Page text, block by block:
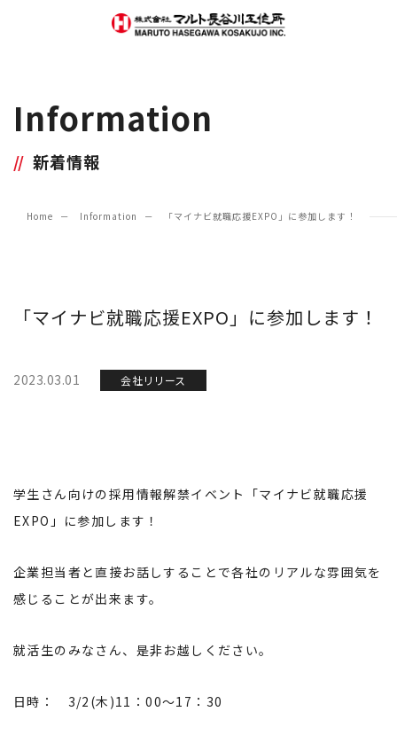
Information
新着情報
Home Information 「マイナビ就職応援EXPO」に参加します！
「マイナビ就職応援EXPO」に参加します！
2023.03.01 会社リリース
学生さん向けの採用情報解禁イベント「マイナビ就職応援
EXPO」に参加します！
企業担当者と直接お話しすることで各社のリアルな雰囲気を
感じることが出来ます。
就活生のみなさん、是非お越しください。
日時： 3/2(木)11：00～17：30